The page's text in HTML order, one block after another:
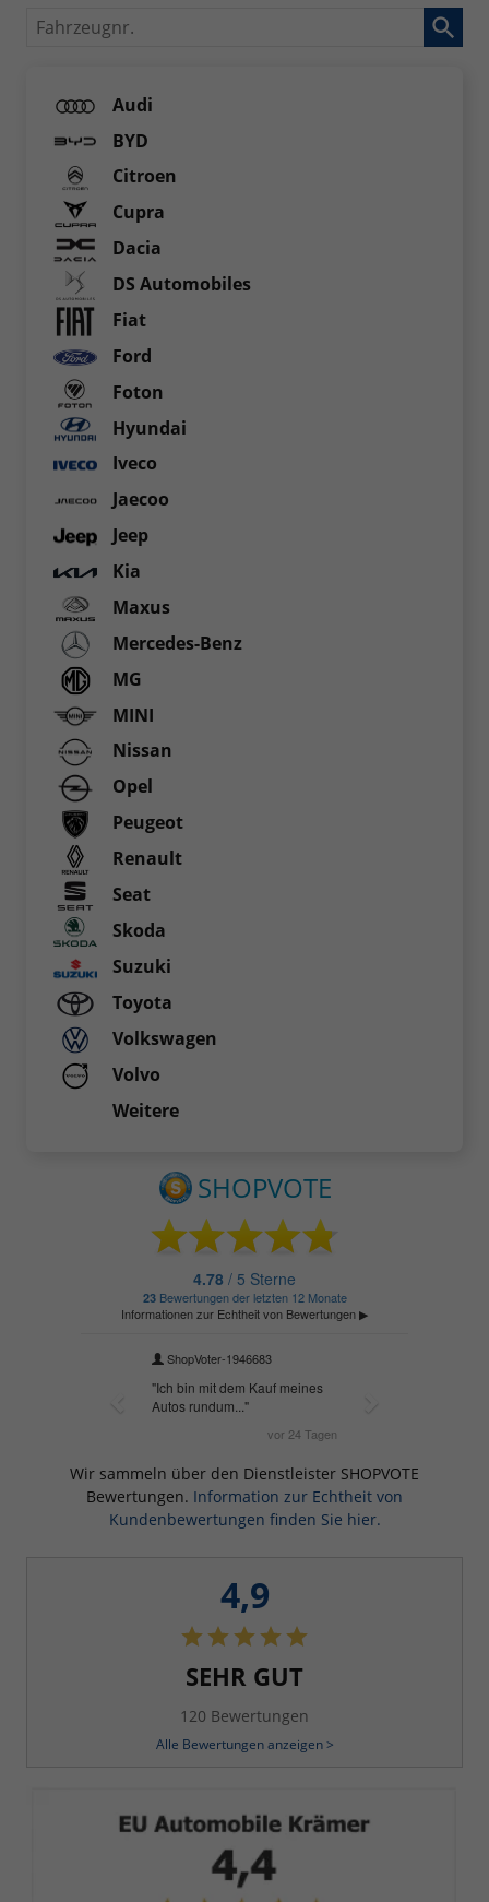
Fahrzeugnr.
Audi
BYD
Citroen
Cupra
Dacia
DS Automobiles
Fiat
Ford
Foton
Hyundai
Iveco
Jaecoo
Jeep
Kia
Maxus
Mercedes-Benz
MG
MINI
Nissan
Opel
Peugeot
Renault
Seat
Skoda
Suzuki
Toyota
Volkswagen
Volvo
Weitere
Wir sammeln über den Dienstleister SHOPVOTE
Bewertungen. Information zur Echtheit von
Kundenbewertungen finden Sie hier.
4,9
SEHR GUT
120 Bewertungen
Alle Bewertungen anzeigen >